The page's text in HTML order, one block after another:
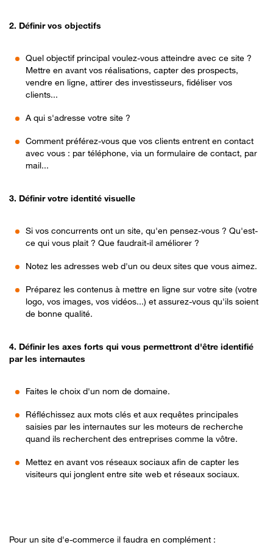
2. Définir vos objectifs
Quel objectif principal voulez-vous atteindre avec ce site ?
Mettre en avant vos réalisations, capter des prospects,
vendre en ligne, attirer des investisseurs, fidéliser vos
clients...
A qui s'adresse votre site ?
Comment préférez-vous que vos clients entrent en contact
avec vous : par téléphone, via un formulaire de contact, par
mail...
3. Définir votre identité visuelle
Si vos concurrents ont un site, qu'en pensez-vous ? Qu'est-
ce qui vous plait ? Que faudrait-il améliorer ?
Notez les adresses web d'un ou deux sites que vous aimez.
Préparez les contenus à mettre en ligne sur votre site (votre
logo, vos images, vos vidéos...) et assurez-vous qu'ils soient
de bonne qualité.
4. Définir les axes forts qui vous permettront d'être identifié
par les internautes
Faites le choix d'un nom de domaine.
Réfléchissez aux mots clés et aux requêtes principales
saisies par les internautes sur les moteurs de recherche
quand ils recherchent des entreprises comme la vôtre.
Mettez en avant vos réseaux sociaux afin de capter les
visiteurs qui jonglent entre site web et réseaux sociaux.
Pour un site d'e-commerce il faudra en complément :